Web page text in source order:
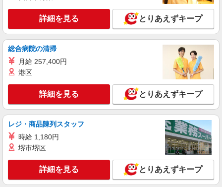
詳細を見る とりあえずキープ
総合病院の清掃
月給 257,400円
港区
詳細を見る とりあえずキープ
レジ・商品陳列スタッフ
時給 1,180円
堺市堺区
詳細を見る とりあえずキープ